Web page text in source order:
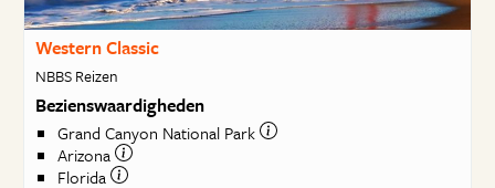
Western Classic
NBBS Reizen
Bezienswaardigheden
Grand Canyon National Park
Arizona
Florida